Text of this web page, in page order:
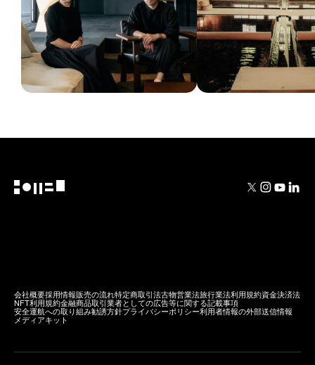
会社概要採用情報販売の流れ特定商取引法古物営業法旅行業法利用規約資金決済法
NFT利用規約金融商品取引業者としての広告等に関する記載事項
安全運航への取り組み勧誘方針プライバシーポリシー利用者情報の外部送信情報
メディアキット